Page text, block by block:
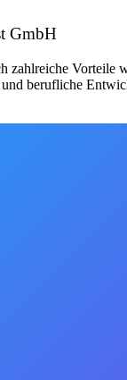
GmbH
zahlreiche Vorteile
berufliche